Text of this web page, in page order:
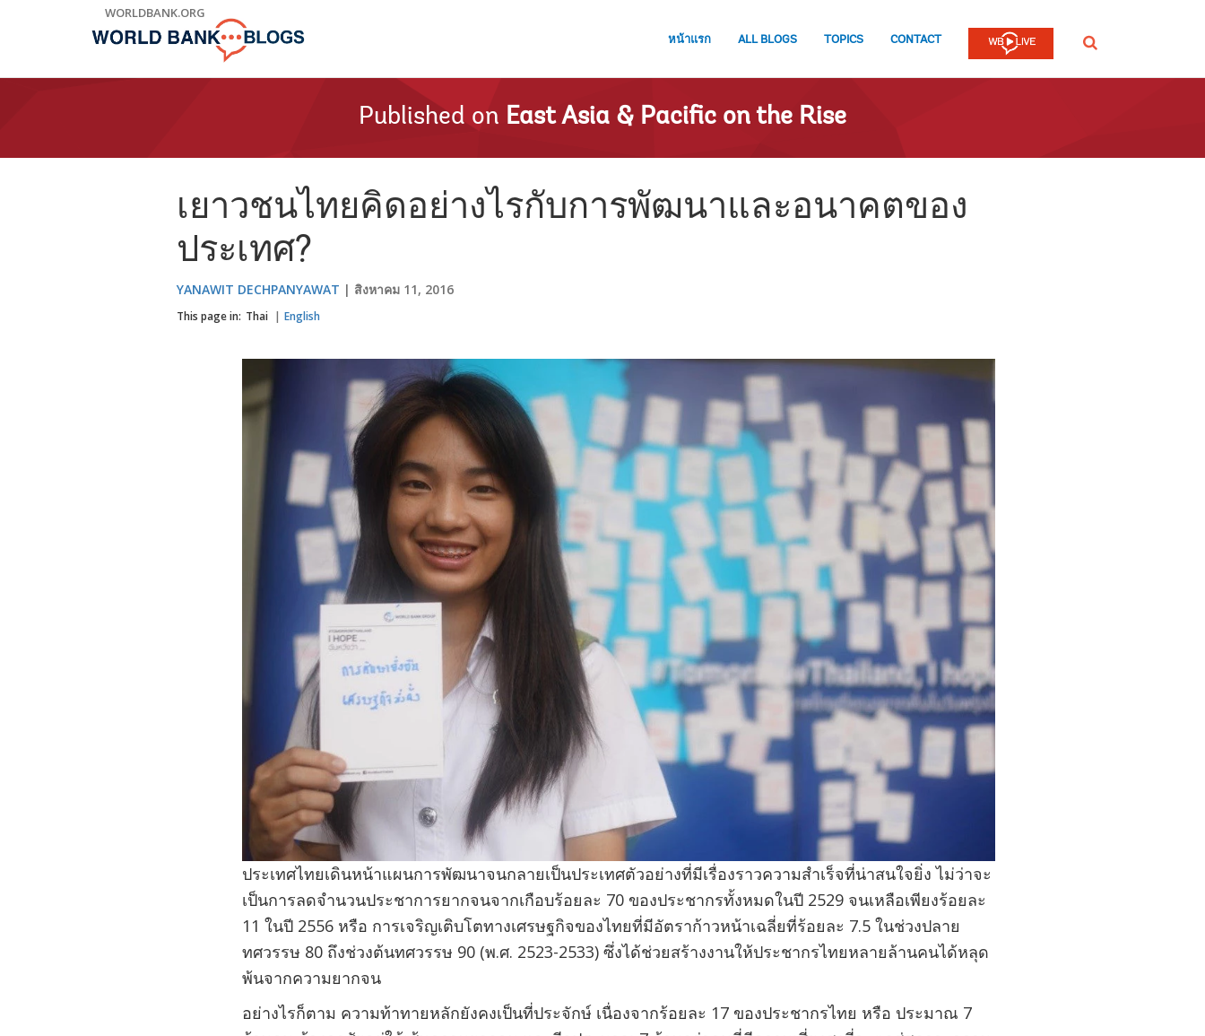
WORLDBANK.ORG
หน้าแรก ALL BLOGS TOPICS CONTACT SEARCH
Published on East Asia & Pacific on the Rise
เยาวชนไทยคิดอย่างไรกับการพัฒนาและอนาคตของ
ประเทศ?
YANAWIT DECHPANYAWAT สิงหาคม 11, 2016
This page in: Thai English
ประเทศไทยเดินหน้าแผนการพัฒนาจนกลายเป็นประเทศตัวอย่างที่มีเรื่องราวความสำเร็จที่น่าสนใจยิ่ง ไม่ว่าจะ
เป็นการลดจำนวนประชาการยากจนจากเกือบร้อยละ 70 ของประชากรทั้งหมดในปี 2529 จนเหลือเพียงร้อยละ
11 ในปี 2556 หรือ การเจริญเติบโตทางเศรษฐกิจของไทยที่มีอัตราก้าวหน้าเฉลี่ยที่ร้อยละ 7.5 ในช่วงปลาย
ทศวรรษ 80 ถึงช่วงต้นทศวรรษ 90 (พ.ศ. 2523-2533) ซึ่งได้ช่วยสร้างงานให้ประชากรไทยหลายล้านคนได้หลุด
พ้นจากความยากจน
อย่างไรก็ตาม ความท้าทายหลักยังคงเป็นที่ประจักษ์ เนื่องจากร้อยละ 17 ของประชากรไทย หรือ ประมาณ 7